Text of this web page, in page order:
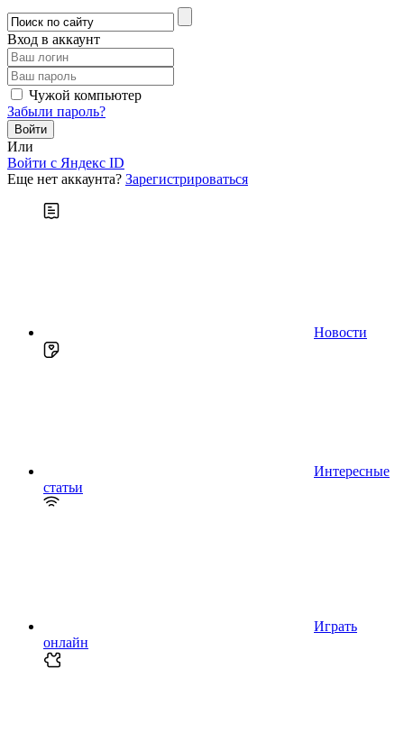
Вход в аккаунт
Чужой компьютер
Забыли пароль?
Или
Войти c Яндекс ID
Еще нет аккаунта? Зарегистрироваться
Новости
Интересные
статьи
Играть
онлайн